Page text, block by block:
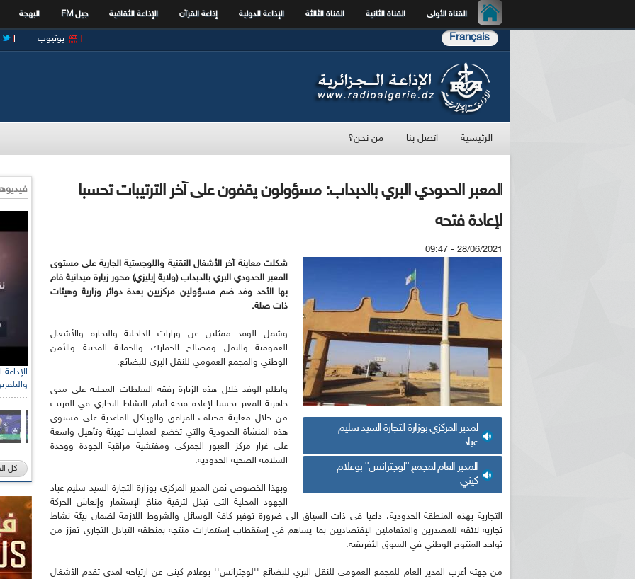
القناة الأولى القناة الثانية القناة الثالثة الإذاعة الدولية إذاعة القرآن الإذاعة الثقافية جيل FM البهجة
Français يوتيوب
الرئيسية اتصل بنا من نحن؟
المعبر الحدودي البري بالدبداب: مسؤولون يقفون على آخر الترتيبات تحسبا
لإعادة فتحه
28/06/2021 - 09:47
لمدير المركزي بوزارة التجارة السيد سليم
عباد
المدير العام لمجمع ''لوجترانس'' بوعلام
كيني
شكلت معاينة آخر الأشغال التقنية واللوجستية الجارية على مستوى
المعبر الحدودي البري بالدبداب (ولاية إيليزي) محور زيارة ميدانية قام
بها الأحد وفد ضم مسؤولين مركزيين بعدة دوائر وزارية وهيئات
ذات صلة.
وشمل الوفد ممثلين عن وزارات الداخلية والتجارة والأشغال
العمومية والنقل ومصالح الجمارك والحماية المدنية والأمن
الوطني والمجمع العمومي للنقل البري للبضائع.
واطلع الوفد خلال هذه الزيارة رفقة السلطات المحلية على مدى
جاهزية المعبر تحسبا لإعادة فتحه أمام النشاط التجاري في القريب
من خلال معاينة مختلف المرافق والهياكل القاعدية على مستوى
هذه المنشأة الحدودية والتي تخضع لعمليات تهيئة وتأهيل واسعة
على غرار مركز العبور الجمركي ومفتشية مراقبة الجودة ووحدة
السلامة الصحية الحدودية.
وبهذا الخصوص ثمن المدير المركزي بوزارة التجارة السيد سليم عباد
الجهود المحلية التي تبذل لترقية مناخ الإستثمار وإنعاش الحركة
التجارية بهذه المنطقة الحدودية، داعيا في ذات السياق الى ضرورة توفير كافة الوسائل والشروط اللازمة لضمان بيئة نشاط
تجارية لائقة للمصدرين والمتعاملين الإقتصاديين بما يساهم في إستقطاب إستثمارات منتجة بمنطقة التبادل التجاري تعزز من
تواجد المنتوج الوطني في السوق الأفريقية.
من جهته أعرب المدير العام للمجمع العمومي للنقل البري للبضائع ''لوجترانس'' بوعلام كيني عن ارتياحه لمدى تقدم الأشغال
كل